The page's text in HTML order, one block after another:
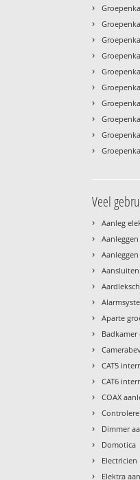
›
›
›
›
›
›
›
›
›
›
Veel
› Aanleg
›
›
›
›
›
› Aparte
› Badkamer
›
› CAT5
› CAT6
› COAX
›
› Dimmer
› Domotica
› Electricien
› Elektra